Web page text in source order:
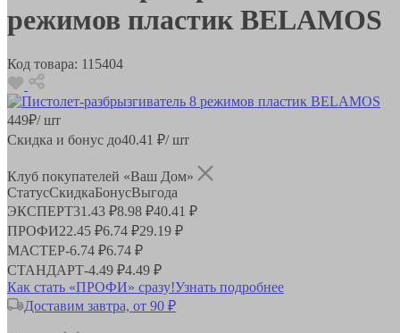
режимов пластик BELAMOS
Код товара: 115404
449₽/ шт
Скидка и бонус до40.41 ₽/ шт
Клуб покупателей «Ваш Дом»
СтатусСкидкаБонусВыгода
ЭКСПЕРТ31.43 ₽8.98 ₽40.41 ₽
ПРОФИ22.45 ₽6.74 ₽29.19 ₽
МАСТЕР-6.74 ₽6.74 ₽
СТАНДАРТ-4.49 ₽4.49 ₽
Как стать «ПРОФИ» сразу!Узнать подробнее
Доставим завтра, от 90 ₽